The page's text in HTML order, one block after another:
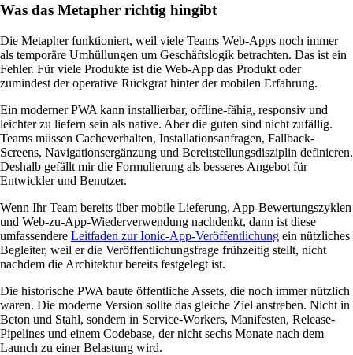
Was das Metapher richtig hingibt
Die Metapher funktioniert, weil viele Teams Web-Apps noch immer
als temporäre Umhüllungen um Geschäftslogik betrachten. Das ist ein
Fehler. Für viele Produkte ist die Web-App das Produkt oder
zumindest der operative Rückgrat hinter der mobilen Erfahrung.
Ein moderner PWA kann installierbar, offline-fähig, responsiv und
leichter zu liefern sein als native. Aber die guten sind nicht zufällig.
Teams müssen Cacheverhalten, Installationsanfragen, Fallback-
Screens, Navigationsergänzung und Bereitstellungsdisziplin definieren.
Deshalb gefällt mir die Formulierung als besseres Angebot für
Entwickler und Benutzer.
Wenn Ihr Team bereits über mobile Lieferung, App-Bewertungszyklen
und Web-zu-App-Wiederverwendung nachdenkt, dann ist diese
umfassendere Leitfaden zur Ionic-App-Veröffentlichung ein nützliches
Begleiter, weil er die Veröffentlichungsfrage frühzeitig stellt, nicht
nachdem die Architektur bereits festgelegt ist.
Die historische PWA baute öffentliche Assets, die noch immer nützlich
waren. Die moderne Version sollte das gleiche Ziel anstreben. Nicht in
Beton und Stahl, sondern in Service-Workers, Manifesten, Release-
Pipelines und einem Codebase, der nicht sechs Monate nach dem
Launch zu einer Belastung wird.